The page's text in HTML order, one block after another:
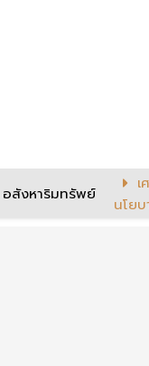
อสังหาริมทรัพย์
นโยบ